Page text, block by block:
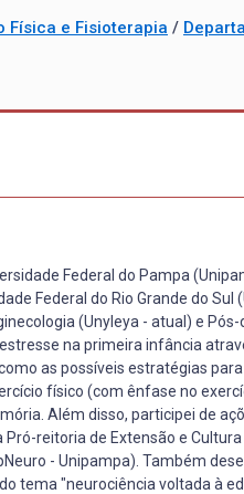
Física e Fisioterapia /
Federal do Pampa
Federal do Rio Grande do
(Unyleya - atual) e
na primeira infância
as possíveis estratégias
físico (com ênfase no
Além disso, participei de
reitoria de Extensão e
- Unipampa). Também
tema "neurociência voltada à